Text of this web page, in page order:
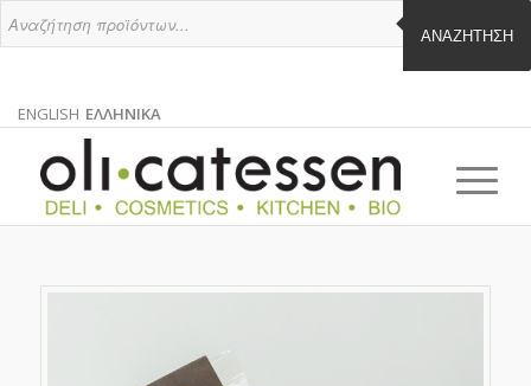
ΑΝΑΖΉΤΗΣΗ
ENGLISH
ΑΓΓΛΙΚΑ
ΕΛΛΗΝΙΚΑ
ΕΛΛΗΝΙΚΑ
EL